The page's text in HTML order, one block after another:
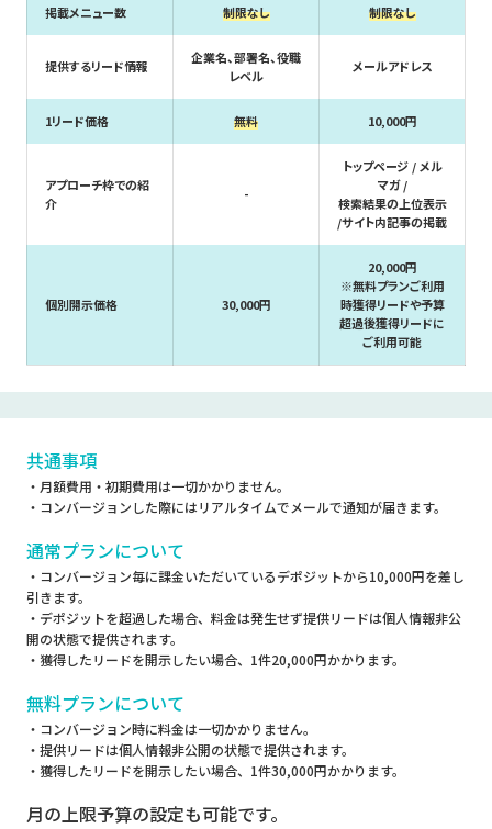
掲載メニュー数 制限なし 制限なし
提供するリード情報
企業名、部署名、役職
レベル
メールアドレス
1リード価格 無料 10,000円
アプローチ枠での紹
介
-
トップページ / メル
マガ /
検索結果の上位表示
/サイト内記事の掲載
個別開示価格 30,000円
20,000円
※無料プランご利用
時獲得リードや予算
超過後獲得リードに
ご利用可能
共通事項
・月額費用・初期費用は一切かかりません。
・コンバージョンした際にはリアルタイムでメールで通知が届きます。
通常プランについて
・コンバージョン毎に課金いただいているデポジットから10,000円を差し
引きます。
・デポジットを超過した場合、料金は発生せず提供リードは個人情報非公
開の状態で提供されます。
・獲得したリードを開示したい場合、1件20,000円かかります。
無料プランについて
・コンバージョン時に料金は一切かかりません。
・提供リードは個人情報非公開の状態で提供されます。
・獲得したリードを開示したい場合、1件30,000円かかります。
月の上限予算の設定も可能です。